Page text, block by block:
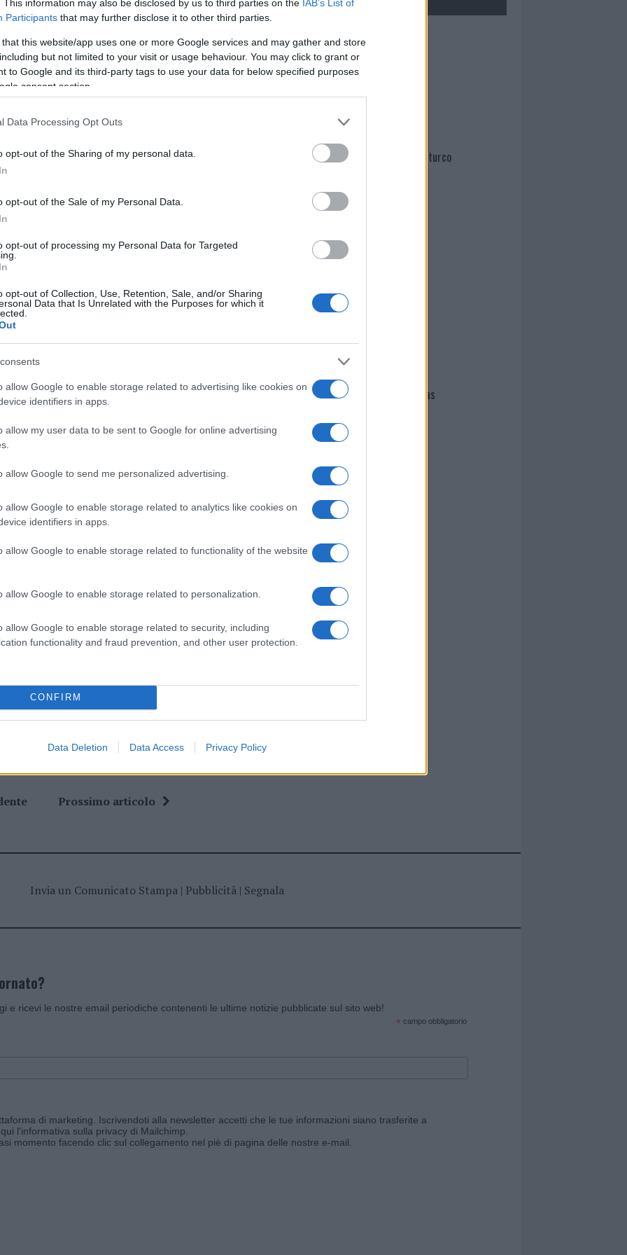
This information may also be disclosed by us to third parties on the IAB’s List of
Participants that may further disclose it to other third parties.
that this website/app uses one or more Google services and may gather and store
but not limited to your visit or usage behaviour. You may click to grant or
to Google and its third-party tags to use your data for below specified purposes
consent section.
Data Processing Opt Outs
opt-out of the Sharing of my personal data.
opt-out of the Sale of my Personal Data.
opt-out of processing my Personal Data for Targeted
opt-out of Collection, Use, Retention, Sale, and/or Sharing
Data that Is Unrelated with the Purposes for which it
allow Google to enable storage related to advertising like cookies on
identifiers in apps.
allow my user data to be sent to Google for online advertising
allow Google to send me personalized advertising.
allow Google to enable storage related to analytics like cookies on
identifiers in apps.
allow Google to enable storage related to functionality of the website
allow Google to enable storage related to personalization.
allow Google to enable storage related to security, including
functionality and fraud prevention, and other user protection.
CONFIRM
Data Deletion Data Access Privacy Policy
commuovente.
in un unico sentimento di cordoglio tutti i
testimoniando il forte legame che stringe
e alla figura di Calaresu. Una volta concluso
è ripresa come da programma,
diversi punti all’ordine del giorno previsti
cliccando qui
nella sezione
Olbia Notizie Gallura
Notizie Olbia
i tuoi video e le tue foto
+39 345 356 7512
di GalluraOggi.it
news da
Prossimo articolo
Mario Malu
Paolo Pinna
Martina Agostina Diturco
Giovannimaria Cabras
Invia un Comunicato Stampa| Pubblicità| Segnala
e ricevi le nostre email periodiche contenenti le ultime notizie pubblicate sul sito web!
* campo obbligatorio
di marketing. Iscrivendoti alla newsletter accetti che le tue informazioni siano trasferite a
l'informativa sulla privacy di Mailchimp
momento facendo clic sul collegamento nel piè di pagina delle nostre e-mail.